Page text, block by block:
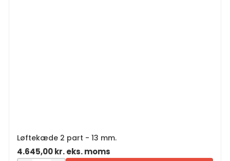
Løftekæde 2 part - 13 mm.
4.645,00kr.eks. moms